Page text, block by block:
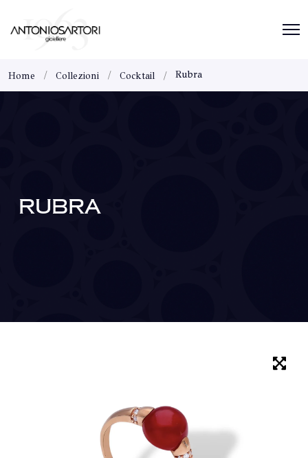
Home Collezioni Cocktail Rubra
RUBRA